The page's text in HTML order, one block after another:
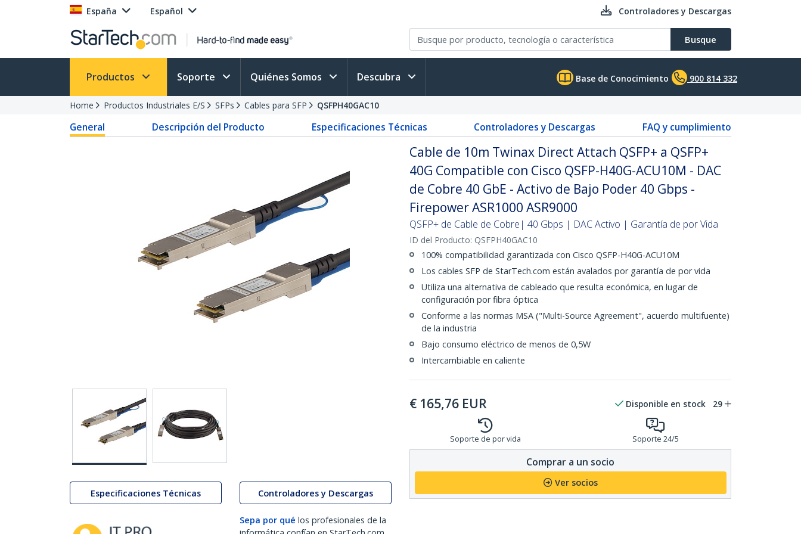
España Español Controladores y Descargas
Busque
Productos Soporte Quiénes Somos Descubra Base de Conocimiento 900 814 332
Home Productos Industriales E/S SFPs Cables para SFP QSFPH40GAC10
General Descripción del Producto Especificaciones Técnicas Controladores y Descargas FAQ y cumplimiento
Especificaciones Técnicas Controladores y Descargas
Sepa por qué los profesionales de la
Cable de 10m Twinax Direct Attach QSFP+ a QSFP+
40G Compatible con Cisco QSFP-H40G-ACU10M - DAC
de Cobre 40 GbE - Activo de Bajo Poder 40 Gbps -
Firepower ASR1000 ASR9000
QSFP+ de Cable de Cobre| 40 Gbps | DAC Activo | Garantía de por Vida
ID del Producto: QSFPH40GAC10
100% compatibilidad garantizada con Cisco QSFP-H40G-ACU10M
Los cables SFP de StarTech.com están avalados por garantía de por vida
Utiliza una alternativa de cableado que resulta económica, en lugar de
configuración por fibra óptica
Conforme a las normas MSA ("Multi-Source Agreement", acuerdo multifuente)
de la industria
Bajo consumo eléctrico de menos de 0,5W
Intercambiable en caliente
€ 165,76 EUR Disponible en stock 29
Soporte de por vida Soporte 24/5
Comprar a un socio
Ver socios